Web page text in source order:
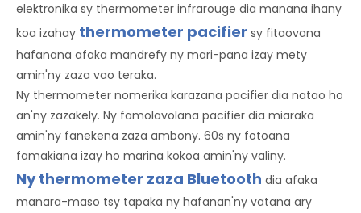
elektronika sy thermometer infrarouge dia manana ihany
koa izahay thermometer pacifier sy fitaovana
hafanana afaka mandrefy ny mari-pana izay mety
amin'ny zaza vao teraka.
Ny thermometer nomerika karazana pacifier dia natao ho
an'ny zazakely. Ny famolavolana pacifier dia miaraka
amin'ny fanekena zaza ambony. 60s ny fotoana
famakiana izay ho marina kokoa amin'ny valiny.
Ny thermometer zaza Bluetooth dia afaka
manara-maso tsy tapaka ny hafanan'ny vatana ary